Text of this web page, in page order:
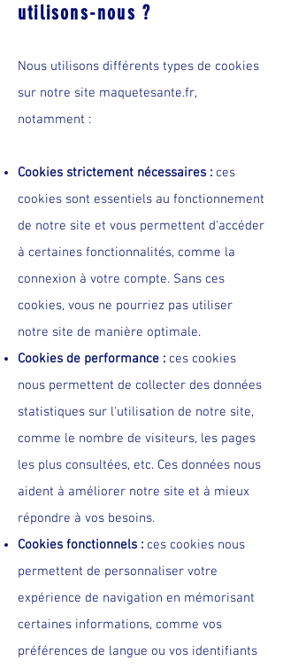
utilisons-nous ?
Nous utilisons différents types de cookies
sur notre site maquetesante.fr,
notamment :
Cookies strictement nécessaires : ces
cookies sont essentiels au fonctionnement
de notre site et vous permettent d'accéder
à certaines fonctionnalités, comme la
connexion à votre compte. Sans ces
cookies, vous ne pourriez pas utiliser
notre site de manière optimale.
Cookies de performance : ces cookies
nous permettent de collecter des données
statistiques sur l'utilisation de notre site,
comme le nombre de visiteurs, les pages
les plus consultées, etc. Ces données nous
aident à améliorer notre site et à mieux
répondre à vos besoins.
Cookies fonctionnels : ces cookies nous
permettent de personnaliser votre
expérience de navigation en mémorisant
certaines informations, comme vos
préférences de langue ou vos identifiants